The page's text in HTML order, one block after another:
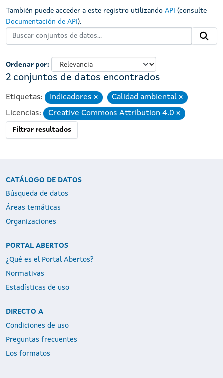
Ordenar por
2 conjuntos de datos encontrados
Etiquetas: Indicadores EliminarCalidad ambiental Eliminar
Licencias: Creative Commons Attribution 4.0 Eliminar
Filtrar resultados
También puede acceder a este registro utilizando API (consulte
Documentación de API ).
CATÁLOGO DE DATOS
Búsqueda de datos
Áreas temáticas
Organizaciones
PORTAL ABERTOS
¿Qué es el Portal Abertos?
Normativas
Estadísticas de uso
DIRECTO A
Condiciones de uso
Preguntas frecuentes
Los formatos